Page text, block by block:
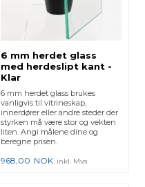
6 mm herdet glass
med herdeslipt kant -
Klar
6 mm herdet glass brukes
vanligvis til vitrineskap,
innerdører eller andre steder der
styrken må være stor og vekten
liten. Angi målene dine og
beregne prisen.
968,00 NOK inkl. Mva